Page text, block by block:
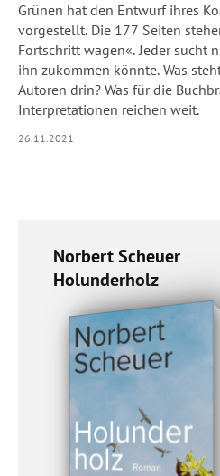
Grünen hat den Entwurf ihres
vorgestellt. Die 177 Seiten
Fortschritt wagen«. Jeder sucht
ihn zukommen könnte. Was
Autoren drin? Was für die
Interpretationen reichen weit.
26.11.2021
Norbert Scheuer
Holunderholz